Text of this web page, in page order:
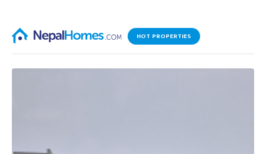
HOT PROPERTIES